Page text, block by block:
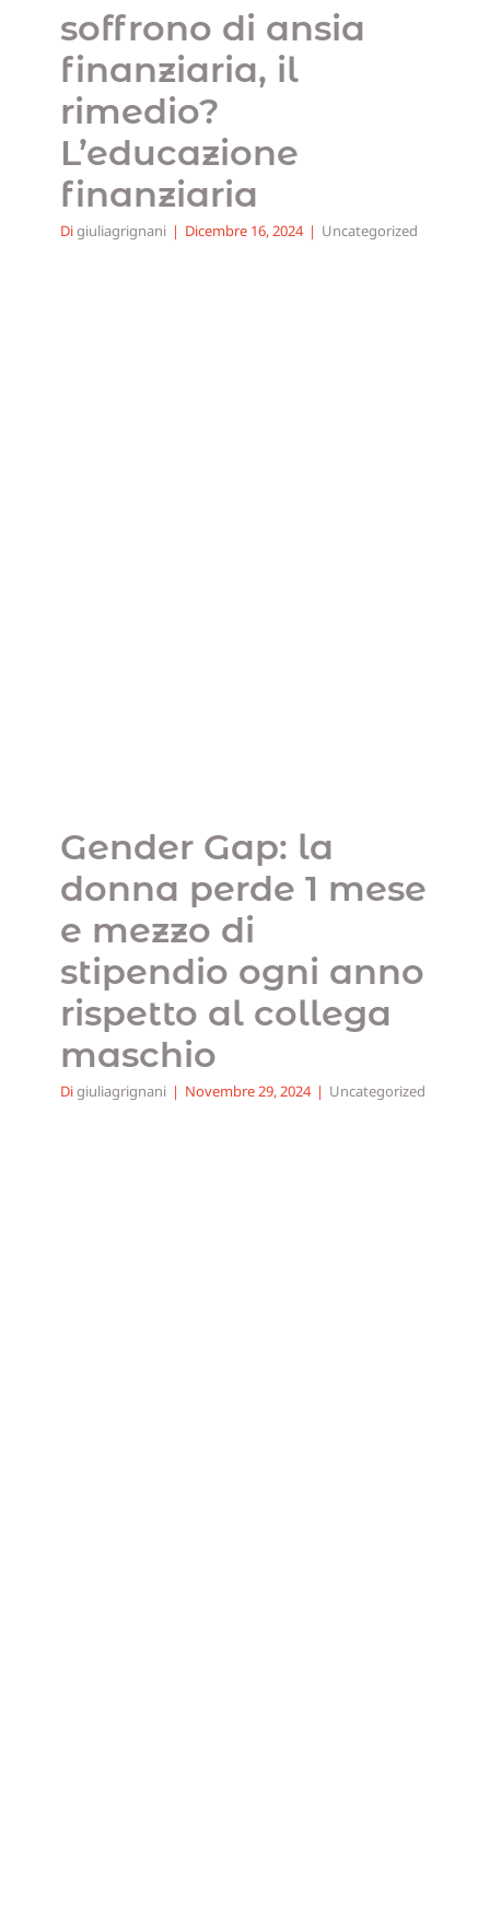
soffrono di ansia
finanziaria, il
rimedio?
L’educazione
finanziaria
Digiuliagrignani | Dicembre 16, 2024 | Uncategorized
Gender Gap: la
donna perde 1 mese
e mezzo di
stipendio ogni anno
rispetto al collega
maschio
Digiuliagrignani | Novembre 29, 2024 | Uncategorized